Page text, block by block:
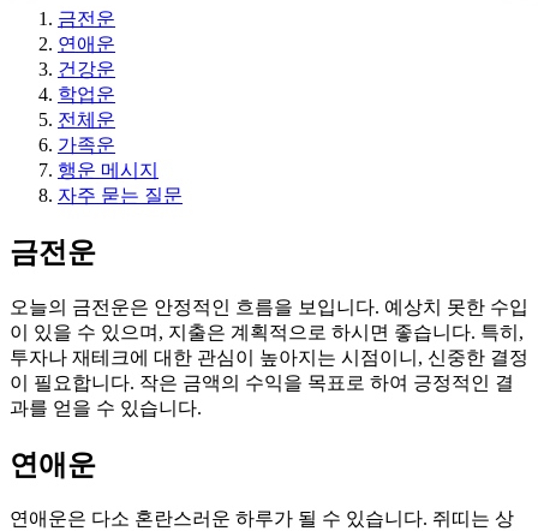
금전운
연애운
건강운
학업운
전체운
가족운
행운 메시지
자주 묻는 질문
금전운
오늘의 금전운은 안정적인 흐름을 보입니다. 예상치 못한 수입
이 있을 수 있으며, 지출은 계획적으로 하시면 좋습니다. 특히,
투자나 재테크에 대한 관심이 높아지는 시점이니, 신중한 결정
이 필요합니다. 작은 금액의 수익을 목표로 하여 긍정적인 결
과를 얻을 수 있습니다.
연애운
연애운은 다소 혼란스러운 하루가 될 수 있습니다. 쥐띠는 상